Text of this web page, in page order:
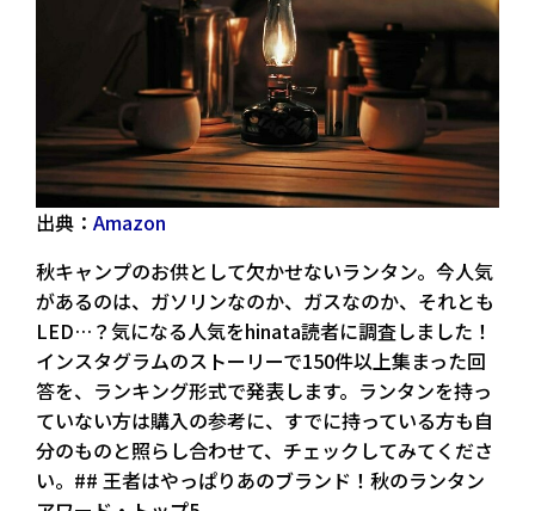
出典： Amazon
秋キャンプのお供として欠かせないランタン。今人気
があるのは、ガソリンなのか、ガスなのか、それとも
LED…？気になる人気をhinata読者に調査しました！
インスタグラムのストーリーで150件以上集まった回
答を、ランキング形式で発表します。ランタンを持っ
ていない方は購入の参考に、すでに持っている方も自
分のものと照らし合わせて、チェックしてみてくださ
い。## 王者はやっぱりあのブランド！秋のランタン